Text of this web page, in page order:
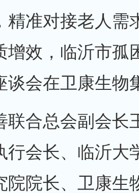
精准对接老人需
增效，临沂市孤
谈会在卫康生物
合总会副会长
行会长、临沂大
院院长、卫康生